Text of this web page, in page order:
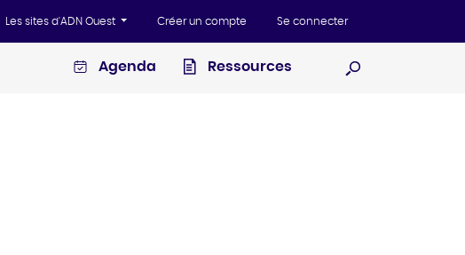
Les sites d'ADN Ouest Créer un compte Se connecter
Agenda
Ressources